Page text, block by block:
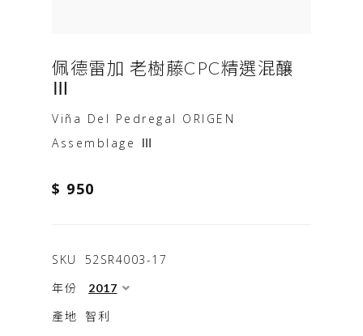
佩德雷加 老樹藤CPC精選混釀
Ⅲ
Viña Del Pedregal ORIGEN
Assemblage Ⅲ
$ 950
SKU
52SR4003-17
年份
產地 智利